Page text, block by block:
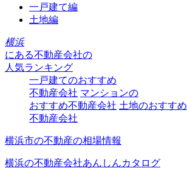
一戸建て編
土地編
横浜
にある不動産会社の
人気ランキング
一戸建てのおすすめ
不動産会社 マンションの
おすすめ不動産会社 土地のおすすめ
不動産会社
横浜市の不動産の相場情報
横浜の不動産会社あんしんカタログ